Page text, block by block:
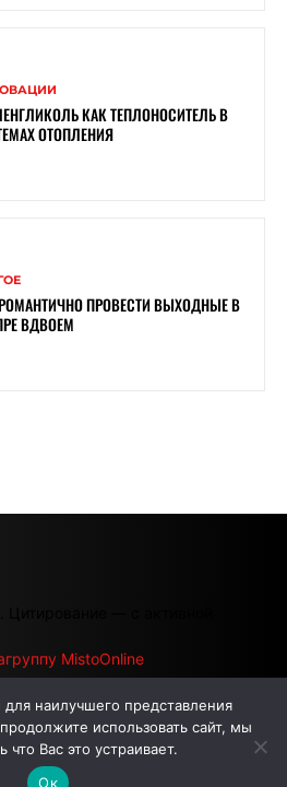
КАК ТЕПЛОНОСИТЕЛЬ В
ОТОПЛЕНИЯ
ПРОВЕСТИ ВЫХОДНЫЕ В
ВДВОЕМ
— с активной
MistoOnline
АВТОРЫ РЕКЛАМА НА САЙТЕ
наилучшего представления
использовать сайт, мы
что Вас это устраивает.
Ок